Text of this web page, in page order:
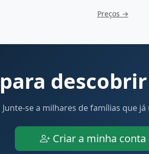
Preços →
Junte-se a milhares de famílias que já
Criar a minha conta